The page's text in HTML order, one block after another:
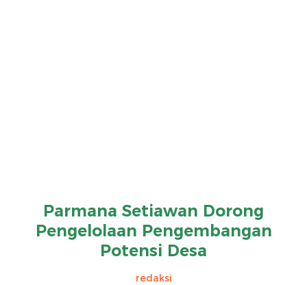
Parmana Setiawan Dorong
Pengelolaan Pengembangan
Potensi Desa
redaksi